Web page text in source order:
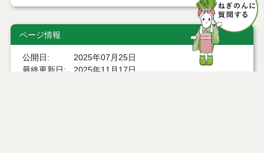
ページ情報
公開日
2025年07月25日
最終更新日
2025年11月17日